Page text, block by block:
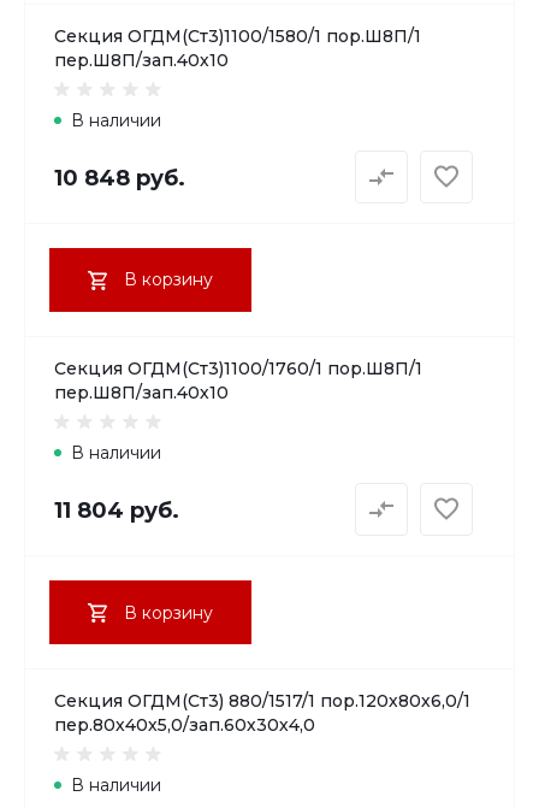
Секция ОГДМ(Ст3)1100/1580/1 пор.Ш8П/1
пер.Ш8П/зап.40х10
В наличии
10 848 руб.
В корзину
Секция ОГДМ(Ст3)1100/1760/1 пор.Ш8П/1
пер.Ш8П/зап.40х10
В наличии
11 804 руб.
В корзину
Секция ОГДМ(Ст3) 880/1517/1 пор.120х80х6,0/1
пер.80х40х5,0/зап.60х30х4,0
В наличии